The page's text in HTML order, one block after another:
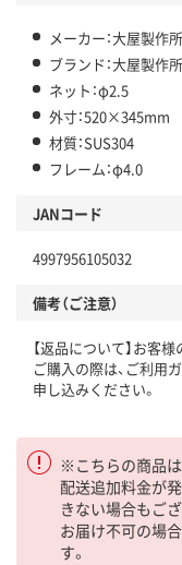
メーカー：大屋製作所
ブランド：大屋製作所
ネット：φ2.5
外寸：520×345mm
材質：SUS304
フレーム：φ4.0
JANコード
4997956105032
備考（ご注意）
【返品について】お客
ご購入の際は、ご利用
申し込みください。
※こちらの商品は
配送追加料金が
きない場合もご
お届け不可の場
す。